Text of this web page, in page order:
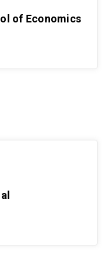
of Economics